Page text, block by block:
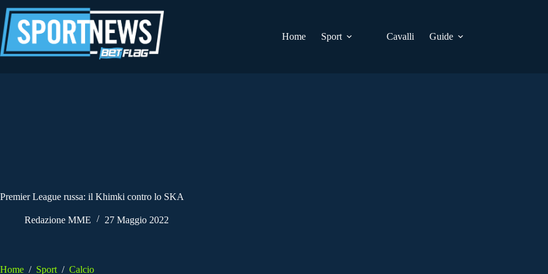
al
contenuto
Home
Sport Cavalli Guide
Premier League russa: il Khimki contro lo SKA
Redazione MME 27 Maggio 2022
Home / Sport / Calcio